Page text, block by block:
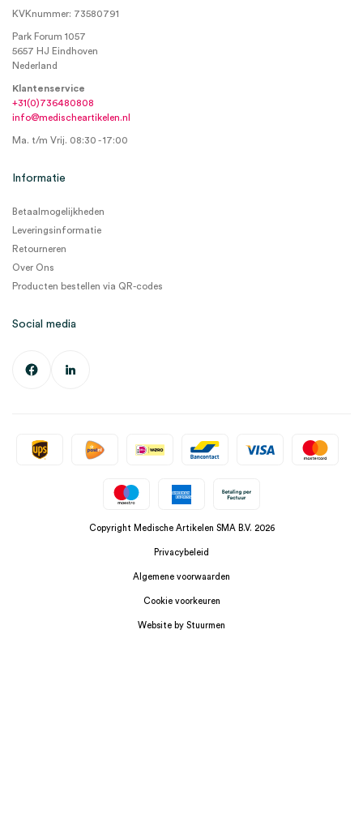
KVKnummer: 73580791
Park Forum 1057
5657 HJ Eindhoven
Nederland
Klantenservice
+31(0)736480808
info@medischeartikelen.nl
Ma. t/m Vrij. 08:30 - 17:00
Informatie
Betaalmogelijkheden
Leveringsinformatie
Retourneren
Over Ons
Producten bestellen via QR-codes
Social media
Copyright Medische Artikelen SMA B.V. 2026
Privacybeleid
Algemene voorwaarden
Cookie voorkeuren
Website by Stuurmen